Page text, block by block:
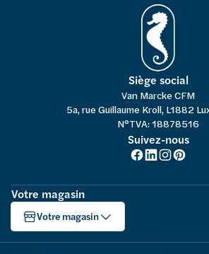
Siège social
Van Marcke CFM
5a, rue Guillaume Kroll, L1882
N°TVA: 18878516
Suivez-nous
Votre magasin
Votre magasin